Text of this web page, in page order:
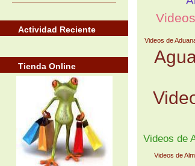
Actividad Reciente
Tienda Online
Videos de
Videos de
Videos de